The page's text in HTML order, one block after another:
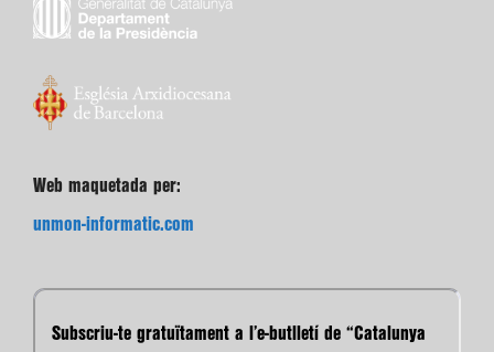
Web maquetada per:
unmon-informatic.com
Subscriu-te gratuïtament a l’e-butlletí de “Catalunya